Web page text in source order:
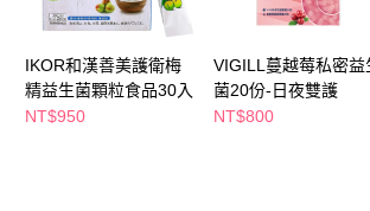
權轉讓予恩沛科技股份有限公司。
２．關於個人資料處理事宜，請瀏覽以下網址：
https://aftee.tw/terms/#terms3
３．未成年的使用者請事先徵得法定代理人或監護人
「AFTEE先享後付」，若未經同意申辦者引起之損失
任。
付款後7-11取貨
宅配(本島)
每筆NT$100，滿NT$790(含以上)免運費
IKOR和漢善美護衛梅
精益生菌顆粒食品30入
NT$950
VIGILL蔓越莓私密益
菌20份-日夜雙護
NT$800